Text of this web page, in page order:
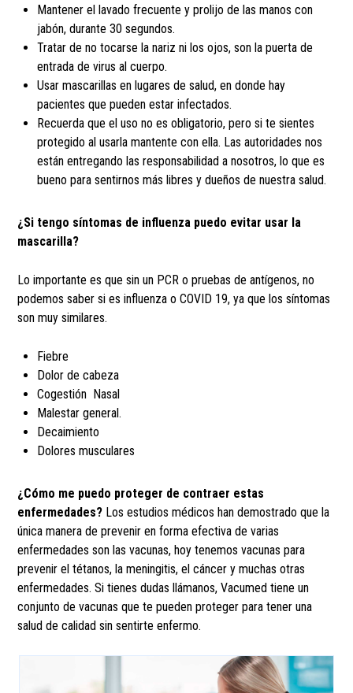
Mantener el lavado frecuente y prolijo de las manos con
jabón, durante 30 segundos.
Tratar de no tocarse la nariz ni los ojos, son la puerta de
entrada de virus al cuerpo.
Usar mascarillas en lugares de salud, en donde hay
pacientes que pueden estar infectados.
Recuerda que el uso no es obligatorio, pero si te sientes
protegido al usarla mantente con ella. Las autoridades nos
están entregando las responsabilidad a nosotros, lo que es
bueno para sentirnos más libres y dueños de nuestra salud.
¿Si tengo síntomas de influenza puedo evitar usar la
mascarilla?
Lo importante es que sin un PCR o pruebas de antígenos, no
podemos saber si es influenza o COVID 19, ya que los síntomas
son muy similares.
Fiebre
Dolor de cabeza
Cogestión Nasal
Malestar general.
Decaimiento
Dolores musculares
¿Cómo me puedo proteger de contraer estas
enfermedades?Los estudios médicos han demostrado que la
única manera de prevenir en forma efectiva de varias
enfermedades son las vacunas, hoy tenemos vacunas para
prevenir el tétanos, la meningitis, el cáncer y muchas otras
enfermedades. Si tienes dudas llámanos, Vacumed tiene un
conjunto de vacunas que te pueden proteger para tener una
salud de calidad sin sentirte enfermo.